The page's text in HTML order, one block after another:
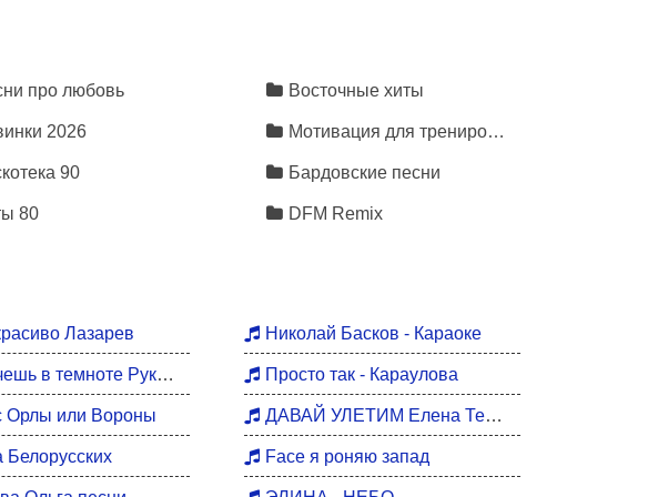
про любовь
2026
90
80
Восточные хиты
Мотивация для тренировок
Бардовские песни
DFM Remix
Лазарев
в темноте Руки Вверх
Орлы или Вороны
Белорусских
Николай Басков - Караоке
Просто так - Караулова
ДАВАЙ УЛЕТИМ Елена Темникова
Face я роняю запад